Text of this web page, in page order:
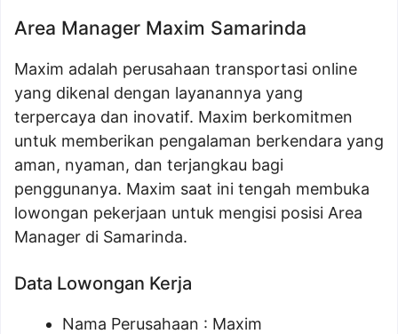
Area Manager Maxim Samarinda
Maxim adalah perusahaan transportasi online
yang dikenal dengan layanannya yang
terpercaya dan inovatif. Maxim berkomitmen
untuk memberikan pengalaman berkendara yang
aman, nyaman, dan terjangkau bagi
penggunanya. Maxim saat ini tengah membuka
lowongan pekerjaan untuk mengisi posisi Area
Manager di Samarinda.
Data Lowongan Kerja
Nama Perusahaan : Maxim